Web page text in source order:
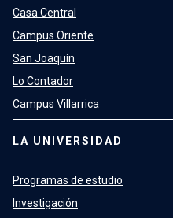
Casa Central
Campus Oriente
San Joaquín
Lo Contador
Campus Villarrica
LA UNIVERSIDAD
Programas de estudio
Investigación